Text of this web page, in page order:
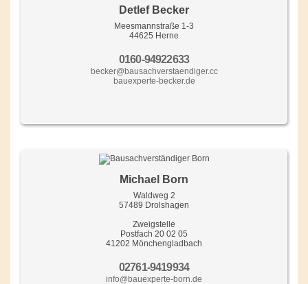
Detlef Becker
Meesmannstraße 1-3
44625 Herne
0160-94922633
becker@bausachverstaendiger.cc
bauexperte-becker.de
Michael Born
Waldweg 2
57489 Drolshagen
Zweigstelle
Postfach 20 02 05
41202 Mönchengladbach
02761-9419934
info@bauexperte-born.de